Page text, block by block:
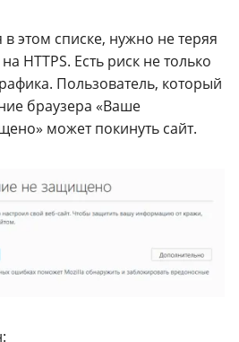
этом списке, нужно не теряя
HTTPS. Есть риск не только
Пользователь, который
браузера «Ваше
может покинуть сайт.